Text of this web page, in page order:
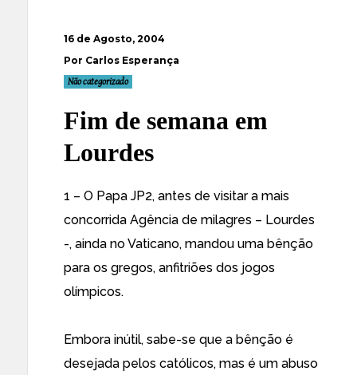
16 de Agosto, 2004
Por Carlos Esperança
Não categorizado
Fim de semana em
Lourdes
1 – O Papa JP2, antes de visitar a mais
concorrida Agência de milagres – Lourdes
-, ainda no Vaticano, mandou uma bênção
para os gregos, anfitriões dos jogos
olímpicos.
Embora inútil, sabe-se que a bênção é
desejada pelos católicos, mas é um abuso